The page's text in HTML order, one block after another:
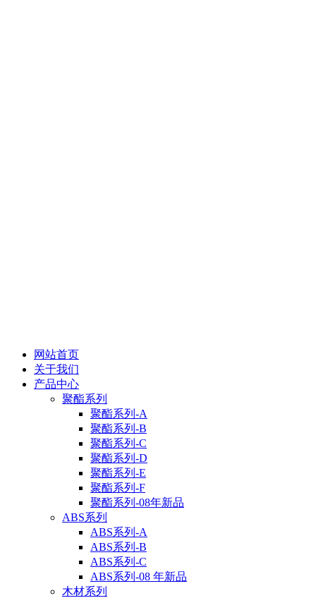
网站首页
关于我们
产品中心
聚酯系列
聚酯系列-A
聚酯系列-B
聚酯系列-C
聚酯系列-D
聚酯系列-E
聚酯系列-F
聚酯系列-08年新品
ABS系列
ABS系列-A
ABS系列-B
ABS系列-C
ABS系列-08 年新品
木材系列